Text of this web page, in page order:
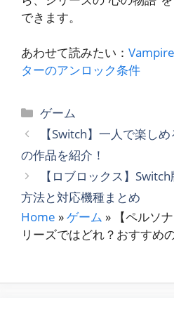
できます。
あわせて読みたい：
ターのアンロック条件
カ
テ
ゴ
リ
ー
ゲーム
【Switch】一人で楽し
の作品を紹介！
【ロブロックス】
方法と対応機種まとめ
Home »ゲーム »
【ペルソ
リーズではどれ？おすすめ